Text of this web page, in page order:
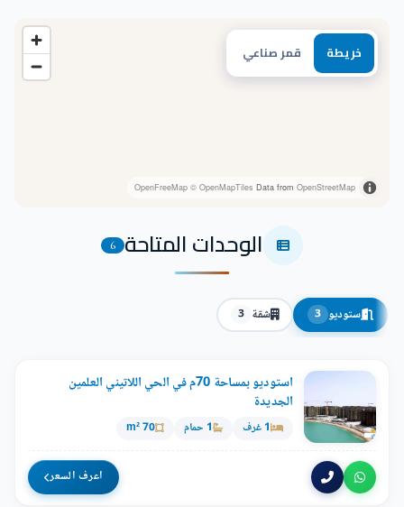
خريطة قمر صناعي
OpenFreeMap © OpenMapTiles Data from OpenStreetMap
الوحدات المتاحة 6
ستوديو 3 شقة 3
استوديو بمساحة 70م في الحي اللاتيني العلمين
الجديدة
1 غرف 1 حمام 70 m²
اعرف السعر